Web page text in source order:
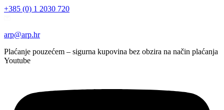
+385 (0) 1 2030 720
arp@arp.hr
Plaćanje pouzećem – sigurna kupovina bez obzira na način plaćanja
Youtube